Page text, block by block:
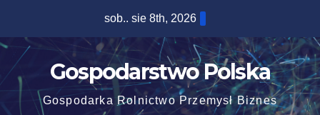
content
sob.. sie 8th, 2026
Gospodarstwo Polska
Gospodarka Rolnictwo Przemysł Biznes